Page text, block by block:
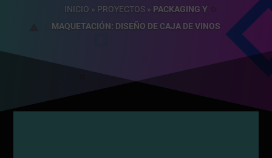
INICIO » PROYECTOS » PACKAGING Y
MAQUETACIÓN: DISEÑO DE CAJA DE VINOS